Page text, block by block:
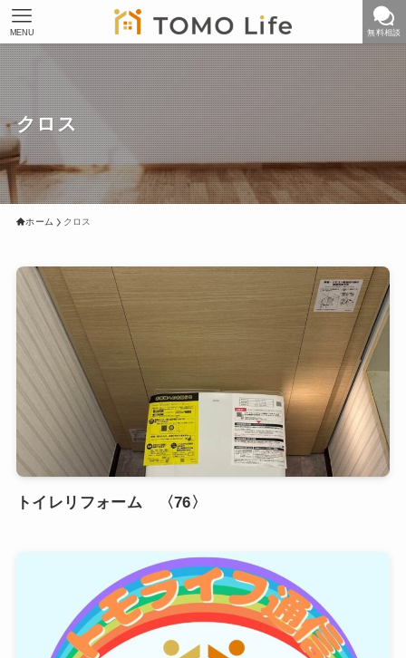
無料相談
MENU
クロス
ホーム クロス
トイレリフォーム 〈76〉